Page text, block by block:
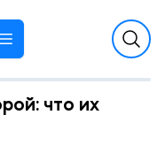
что их